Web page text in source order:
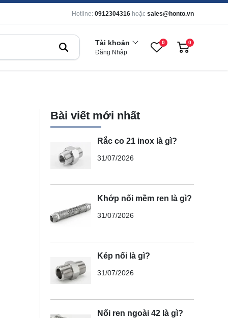
Hotline: 0912304316 hoặc sales@honto.vn
Tài khoản
Đăng Nhập
0 0
Bài viết mới nhất
Rắc co 21 inox là gì?
31/07/2026
Khớp nối mềm ren là gì?
31/07/2026
Kép nối là gì?
31/07/2026
Nối ren ngoài 42 là gì?